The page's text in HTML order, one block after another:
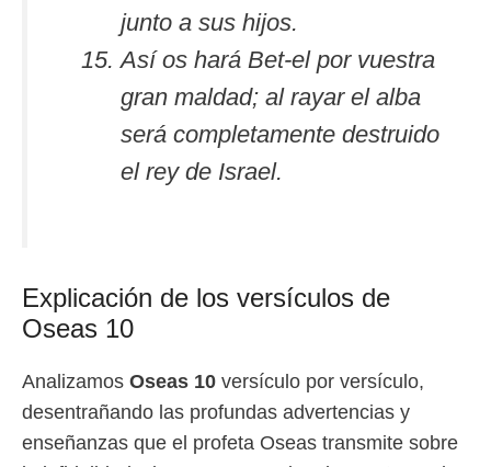
junto a sus hijos.
Así os hará Bet-el por vuestra
gran maldad; al rayar el alba
será completamente destruido
el rey de Israel.
Explicación de los versículos de
Oseas 10
Analizamos Oseas 10 versículo por versículo,
desentrañando las profundas advertencias y
enseñanzas que el profeta Oseas transmite sobre